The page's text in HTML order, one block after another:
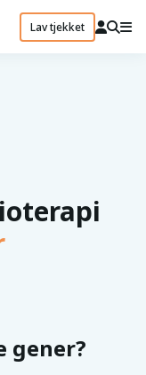
Lav tjekket
gener?